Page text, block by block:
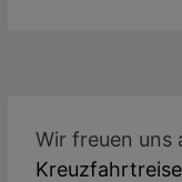
Wir freuen uns